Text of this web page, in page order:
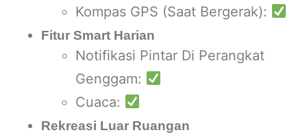
Kompas GPS (Saat Bergerak):
Fitur Smart Harian
Notifikasi Pintar Di Perangkat
Genggam:
Cuaca:
Rekreasi Luar Ruangan